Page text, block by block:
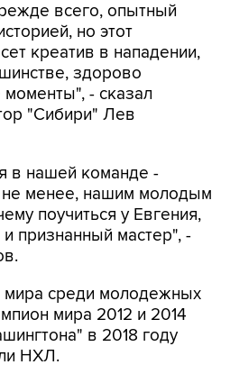
всего, опытный
но этот
креатив в нападении,
здорово
- сказал
"Сибири" Лев
в нашей команде -
менее, нашим молодым
поучиться у Евгения,
признанный мастер", -
мира среди молодежных
мира 2012 и 2014
в 2018 году
НХЛ.